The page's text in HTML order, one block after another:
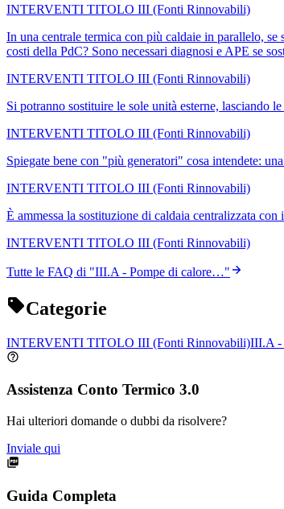
INTERVENTI TITOLO III (Fonti Rinnovabili)
In una centrale termica con più caldaie in parallelo,
costi della PdC? Sono necessari diagnosi e APE se
INTERVENTI TITOLO III (Fonti Rinnovabili)
Si potranno sostituire le sole unità esterne, lasciando
INTERVENTI TITOLO III (Fonti Rinnovabili)
Spiegate bene con "più generatori" cosa intendete:
INTERVENTI TITOLO III (Fonti Rinnovabili)
È ammessa la sostituzione di caldaia centralizzata
INTERVENTI TITOLO III (Fonti Rinnovabili)
Tutte le FAQ di "III.A - Pompe di calore…"
Categorie
INTERVENTI TITOLO III (Fonti Rinnovabili)III.A -
Assistenza Conto Termico 3.0
Hai ulteriori domande o dubbi da risolvere?
Inviale qui
Guida Completa